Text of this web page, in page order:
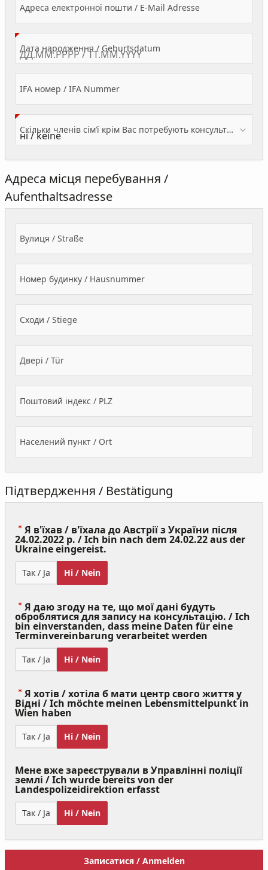
Адреса електронної пошти / E-Mail Adresse(Value Required)
Дата народження / Geburtsdatum
IFA номер / IFA Nummer
Скільки членів сім’ї крім Вас потребують консультації? / Wieviele Familienmitglieder brauchen Beratung - zusätzlich zu Ihnen?
Адреса місця перебування /
Aufenthaltsadresse
Вулиця / Straße
Номер будинку / Hausnummer
Сходи / Stiege
Двері / Tür
Поштовий індекс / PLZ
Населений пункт / Ort
Підтвердження / Bestätigung
Я в'їхав / в'їхала до Австрії з України після
24.02.2022 р. / Ich bin nach dem 24.02.22 aus der
Ukraine eingereist.
Required)
Так / Ja Ні / Nein
Я даю згоду на те, що мої дані будуть
оброблятися для запису на консультацію. / Ich
bin einverstanden, dass meine Daten für eine
Terminvereinbarung verarbeitet werden
Так / Ja Ні / Nein
Я хотів / хотіла б мати центр свого життя у
Відні / Ich möchte meinen Lebensmittelpunkt in
Wien haben
Required)
Так / Ja Ні / Nein
Мене вже зареєстрували в Управлінні поліції
землі / Ich wurde bereits von der
Landespolizeidirektion erfasst
Так / Ja Ні / Nein
Записатися / Anmelden